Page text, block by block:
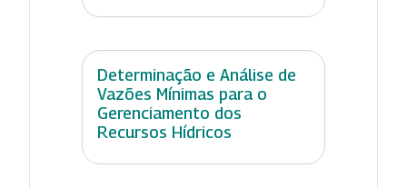
Determinação e Análise de
Vazões Mínimas para o
Gerenciamento dos
Recursos Hídricos